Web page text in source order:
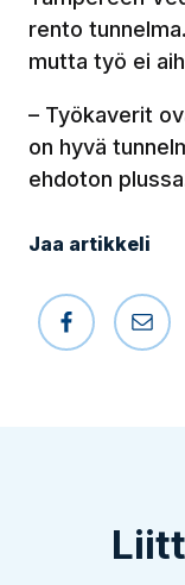
rento
mutta työ ei
– Työkaverit
on hyvä
ehdoton
Jaa artikkeli
Jaa Jaa